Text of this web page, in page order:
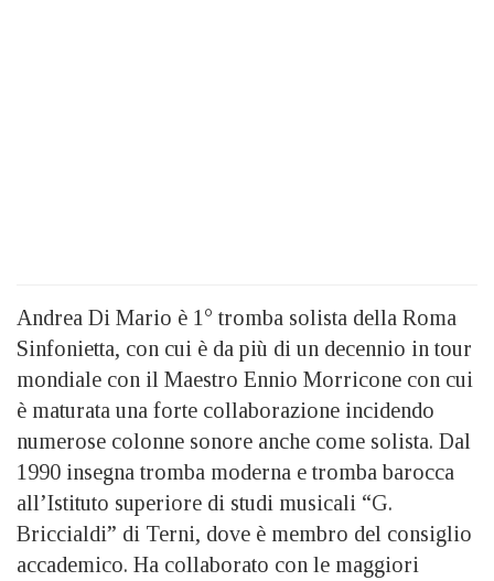
Andrea Di Mario è 1° tromba solista della Roma
Sinfonietta, con cui è da più di un decennio in tour
mondiale con il Maestro Ennio Morricone con cui
è maturata una forte collaborazione incidendo
numerose colonne sonore anche come solista. Dal
1990 insegna tromba moderna e tromba barocca
all’Istituto superiore di studi musicali “G.
Briccialdi” di Terni, dove è membro del consiglio
accademico. Ha collaborato con le maggiori